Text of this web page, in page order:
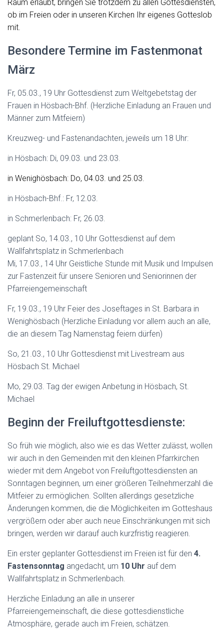
Raum erlaubt, bringen Sie trotzdem zu allen Gottesdiensten,
ob im Freien oder in unseren Kirchen Ihr eigenes Gotteslob
mit.
Besondere Termine im Fastenmonat
März
Fr, 05.03., 19 Uhr Gottesdienst zum Weltgebetstag der
Frauen in Hösbach-Bhf. (Herzliche Einladung an Frauen und
Männer zum Mitfeiern)
Kreuzweg- und Fastenandachten, jeweils um 18 Uhr:
in Hösbach: Di, 09.03. und 23.03.
in Wenighösbach: Do, 04.03. und 25.03.
in Hösbach-Bhf.: Fr, 12.03.
in Schmerlenbach: Fr, 26.03.
geplant So, 14.03., 10 Uhr Gottesdienst auf dem
Wallfahrtsplatz in Schmerlenbach
Mi, 17.03., 14 Uhr Geistliche Stunde mit Musik und Impulsen
zur Fastenzeit für unsere Senioren und Seniorinnen der
Pfarreiengemeinschaft
Fr, 19.03., 19 Uhr Feier des Joseftages in St. Barbara in
Wenighösbach (Herzliche Einladung vor allem auch an alle,
die an diesem Tag Namenstag feiern dürfen)
So, 21.03., 10 Uhr Gottesdienst mit Livestream aus
Hösbach St. Michael
Mo, 29.03. Tag der ewigen Anbetung in Hösbach, St.
Michael
Beginn der Freiluftgottesdienste:
So früh wie möglich, also wie es das Wetter zulässt, wollen
wir auch in den Gemeinden mit den kleinen Pfarrkirchen
wieder mit dem Angebot von Freiluftgottesdiensten an
Sonntagen beginnen, um einer größeren Teilnehmerzahl die
Mitfeier zu ermöglichen. Sollten allerdings gesetzliche
Änderungen kommen, die die Möglichkeiten im Gotteshaus
vergrößern oder aber auch neue Einschränkungen mit sich
bringen, werden wir darauf auch kurzfristig reagieren.
Ein erster geplanter Gottesdienst im Freien ist für den 4.
Fastensonntag angedacht, um 10 Uhr auf dem
Wallfahrtsplatz in Schmerlenbach.
Herzliche Einladung an alle in unserer
Pfarreiengemeinschaft, die diese gottesdienstliche
Atmosphäre, gerade auch im Freien, schätzen.